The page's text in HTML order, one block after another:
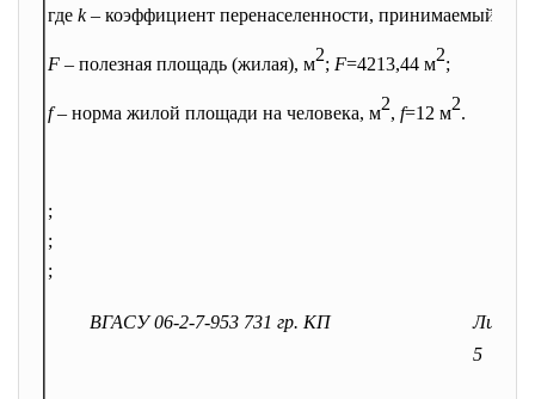
где k– коэффициент перенаселенности, принимаемый
F – полезная площадь (жилая), м2; F=4213,44 м2;
f– норма жилой площади на человека, м2, f=12 м2.
;
;
;
ВГАСУ 06-2-7-953 731 гр. КП
Лист
5